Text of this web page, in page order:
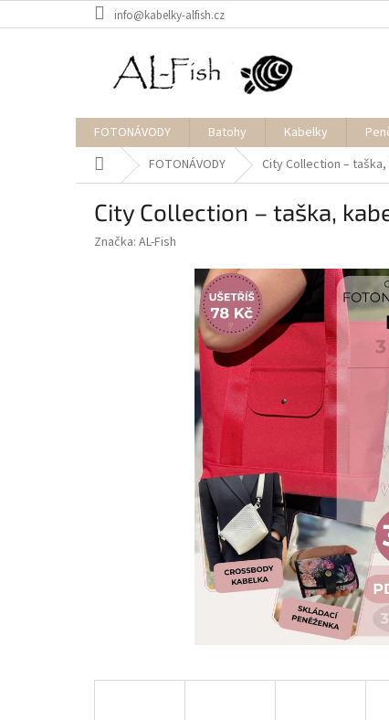
na
info@kabelky-alfish.cz
FOTONÁVODY Batohy Kabelky
Domů FOTONÁVODY City Collection –
City Collection – taška,
Značka: AL-Fish